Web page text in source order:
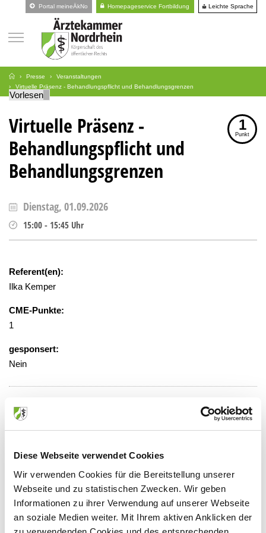
Diese Webseite verwendet Cookies
Wir verwenden Cookies für die Bereitstellung unserer
Webseite und zu statistischen Zwecken. Wir geben
Informationen zu ihrer Verwendung auf unserer Webseite
an soziale Medien weiter. Mit Ihrem aktiven Anklicken der
Portal meineÄkNo Homepageservice Fortbildung Leichte Sprache
Presse
Veranstaltungen
Virtuelle Präsenz - Behandlungspflicht und Behandlungsgrenzen
Vorlesen
Virtuelle Präsenz -
Behandlungspflicht und
Behandlungsgrenzen
1
Punkt
Dienstag, 01.09.2026
15:00 - 15:45 Uhr
Referent(en):
Ilka Kemper
CME-Punkte:
1
gesponsert:
Nein
gebührenfrei, Anmeldung erforderlich
Veranstaltungsort:
Anbieter: